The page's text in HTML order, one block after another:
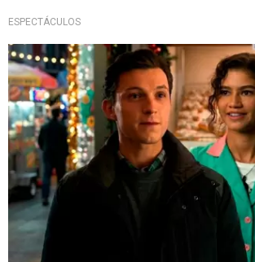
ESPECTÁCULOS
Casamiento a ocultas